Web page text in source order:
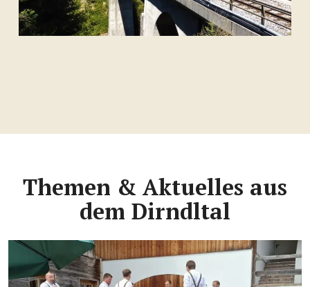
Themen & Aktuelles aus
dem Dirndltal